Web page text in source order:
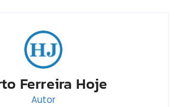
Ferreira Hoje
Autor